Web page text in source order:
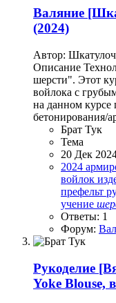
Валяние
(2024)
Автор:
Описание
шерсти". Этот
войлока с
на данном курсе
бетонирования/
Брат Тук
Тема
20 Дек
2024
войлок
префельт
учение
Ответы: 1
Форум:
Рукоделие
Yoke Blouse,